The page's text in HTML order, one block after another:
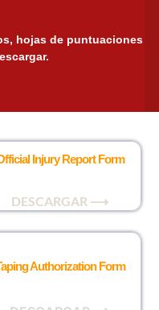
hojas de puntuaciones
Injury Report Form
DESCARGAR ⟶
Authorization Form